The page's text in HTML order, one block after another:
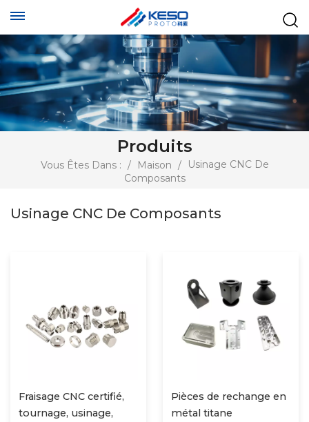
Produits
Vous Êtes Dans : / Maison /
Usinage CNC De
Composants
Usinage CNC De Composants
Fraisage CNC certifié,
tournage, usinage,
Pièces de rechange en
métal titane